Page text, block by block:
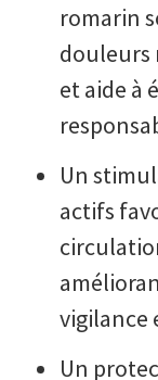
romarin
douleurs
et aide à
Un
actifs
vigilance
Un